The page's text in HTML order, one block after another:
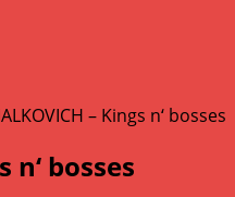
n‘ bosses